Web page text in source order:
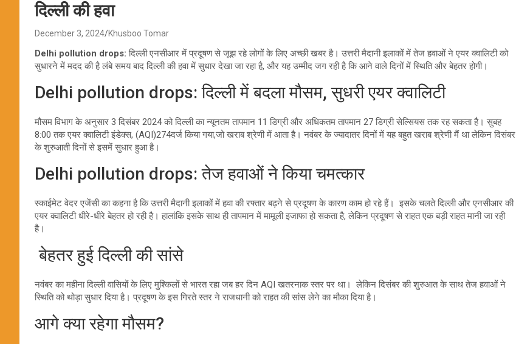
दिल्ली की हवा
December 3, 2024 Khusboo Tomar
Delhi pollution drops: दिल्ली एनसीआर में प्रदूषण से जूझ रहे लोगों के लिए अच्छी खबर है। उत्तरी मैदानी इलाकों में तेज हवाओं ने एयर क्वालिटी को
सुधारने में मदद की है लंबे समय बाद दिल्ली की हवा में सुधार देखा जा रहा है, और यह उम्मीद जग रही है कि आने वाले दिनों में स्थिति और बेहतर होगी।
Delhi pollution drops: दिल्ली में बदला मौसम, सुधरी एयर क्वालिटी
मौसम विभाग के अनुसार 3 दिसंबर 2024 को दिल्ली का न्यूनतम तापमान 11 डिग्री और अधिकतम तापमान 27 डिग्री सेल्सियस तक रह सकता है। सुबह
8:00 तक एयर क्वालिटी इंडेक्स, (AQI)274दर्ज किया गया,जो खराब श्रेणी में आता है। नवंबर के ज्यादातर दिनों में यह बहुत खराब श्रेणी मैं था लेकिन दिसंबर
के शुरुआती दिनों से इसमें सुधार हुआ है।
Delhi pollution drops: तेज हवाओं ने किया चमत्कार
स्काईमेट वेदर एजेंसी का कहना है कि उत्तरी मैदानी इलाकों में हवा की रफ्तार बढ़ने से प्रदूषण के कारण काम हो रहे हैं। इसके चलते दिल्ली और एनसीआर की
एयर क्वालिटी धीरे-धीरे बेहतर हो रही है। हालांकि इसके साथ ही तापमान में मामूली इजाफा हो सकता है, लेकिन प्रदूषण से राहत एक बड़ी राहत मानी जा रही
है।
बेहतर हुई दिल्ली की सांसे
नवंबर का महीना दिल्ली वासियों के लिए मुश्किलों से भारत रहा जब हर दिन AQI खतरनाक स्तर पर था। लेकिन दिसंबर की शुरुआत के साथ तेज हवाओं ने
स्थिति को थोड़ा सुधार दिया है। प्रदूषण के इस गिरते स्तर ने राजधानी को राहत की सांस लेने का मौका दिया है।
आगे क्या रहेगा मौसम?